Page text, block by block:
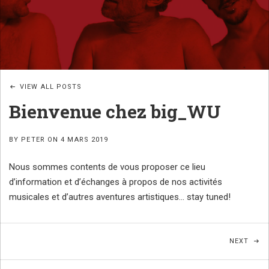
I
G
_
W
U
B
N
D
JAZZ
Bienvenue chez big_WU
BY PETER ON 4 MARS 2019
VIEW ALL POSTS
Nous sommes contents de vous proposer ce lieu
d’information et d’échanges à propos de nos activités
musicales et d’autres aventures artistiques… stay tuned!
NEXT